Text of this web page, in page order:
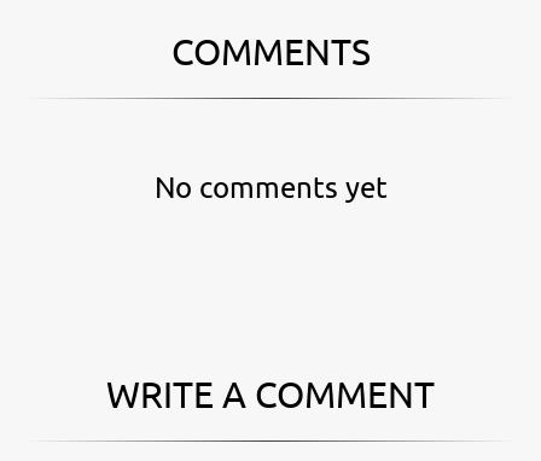
COMMENTS
No comments yet
WRITE A COMMENT